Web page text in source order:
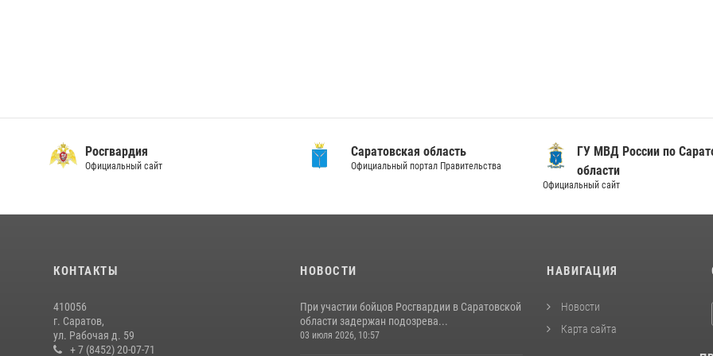
Росгвардия
Официальный сайт
Саратовская область
Официальный портал Правительства
ГУ МВД России по
области
Официальный сайт
КОНТАКТЫ
410056
г. Саратов,
ул. Рабочая д. 59
+ 7 (8452) 20-07-71
НОВОСТИ
При участии бойцов Росгвардии в Саратовской
области задержан подозрева...
03 июля 2026, 10:57
НАВИГАЦИЯ
Новости
Карта сайта